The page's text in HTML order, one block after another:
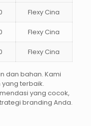
Flexy Cina
Flexy Cina
Flexy Cina
dan bahan. Kami
terbaik.
yang cocok,
branding Anda.